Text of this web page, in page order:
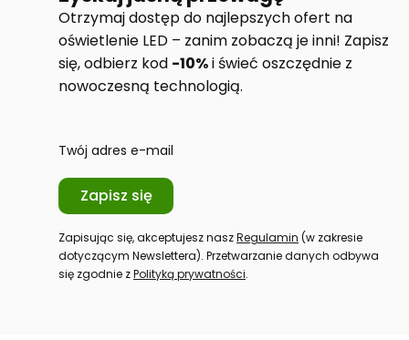
Otrzymaj dostęp do najlepszych ofert na
oświetlenie LED – zanim zobaczą je inni! Zapisz
się, odbierz kod -10%i świeć oszczędnie z
nowoczesną technologią.
Twój adres e-mail
Zapisz się
Zapisując się, akceptujesz naszRegulamin (w zakresie
dotyczącym Newslettera). Przetwarzanie danych odbywa
się zgodnie zPolityką prywatności.